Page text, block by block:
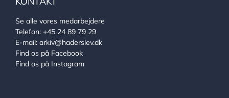
Se alle vores medarbejdere
Telefon: +45 24 89 79 29
E-mail: arkiv@haderslev.dk
Find os på Facebook
Find os på Instagram